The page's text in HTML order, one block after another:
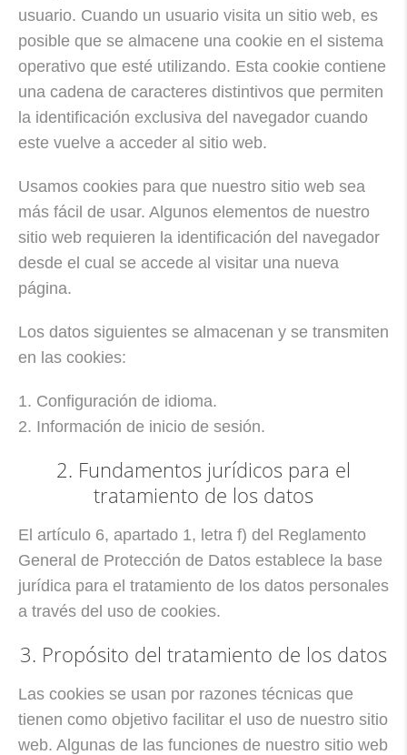
usuario. Cuando un usuario visita un sitio web, es
posible que se almacene una cookie en el sistema
operativo que esté utilizando. Esta cookie contiene
una cadena de caracteres distintivos que permiten
la identificación exclusiva del navegador cuando
este vuelve a acceder al sitio web.
Usamos cookies para que nuestro sitio web sea
más fácil de usar. Algunos elementos de nuestro
sitio web requieren la identificación del navegador
desde el cual se accede al visitar una nueva
página.
Los datos siguientes se almacenan y se transmiten
en las cookies:
1. Configuración de idioma.
2. Información de inicio de sesión.
2. Fundamentos jurídicos para el
tratamiento de los datos
El artículo 6, apartado 1, letra f) del Reglamento
General de Protección de Datos establece la base
jurídica para el tratamiento de los datos personales
a través del uso de cookies.
3. Propósito del tratamiento de los datos
Las cookies se usan por razones técnicas que
tienen como objetivo facilitar el uso de nuestro sitio
web. Algunas de las funciones de nuestro sitio web